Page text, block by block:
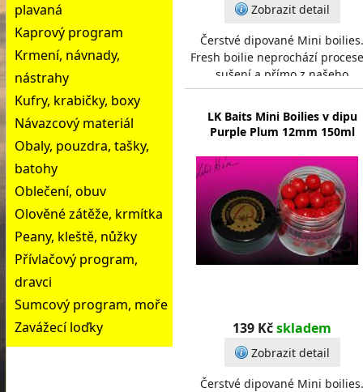
plavaná
Kaprový program
Krmení, návnady,
nástrahy
Kufry, krabičky, boxy
Návazcový materiál
Obaly, pouzdra, tašky,
batohy
Oblečení, obuv
Olověné zátěže, krmítka
Peany, kleště, nůžky
Přívlačový program,
dravci
Sumcový program, moře
Zavážecí loďky
Zobrazit detail
Čerstvé dipované Mini boilies.
Fresh boilie neprochází
sušení a přímo z našeho
konvenktomatu míří do lázně z
Amino Nutricu a př
LK Baits Mini Boilies v dipu
Purple Plum 12mm 150ml
139 Kčskladem
Zobrazit detail
Čerstvé dipované Mini boilies.